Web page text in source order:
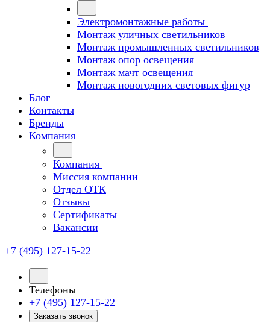
Электромонтажные работы
Монтаж уличных светильников
Монтаж промышленных светильников
Монтаж опор освещения
Монтаж мачт освещения
Монтаж новогодних световых фигур
Блог
Контакты
Бренды
Компания
Компания
Миссия компании
Отдел ОТК
Отзывы
Сертификаты
Вакансии
+7 (495) 127-15-22
Телефоны
+7 (495) 127-15-22
Заказать звонок